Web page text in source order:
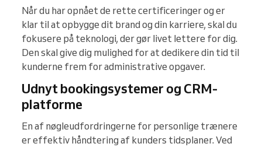
Når du har opnået de rette certificeringer og er
klar til at opbygge dit brand og din karriere, skal du
fokusere på teknologi, der gør livet lettere for dig.
Den skal give dig mulighed for at dedikere din tid til
kunderne frem for administrative opgaver.
Udnyt bookingsystemer og CRM-
platforme
En af nøgleudfordringerne for personlige trænere
er effektiv håndtering af kunders tidsplaner. Ved